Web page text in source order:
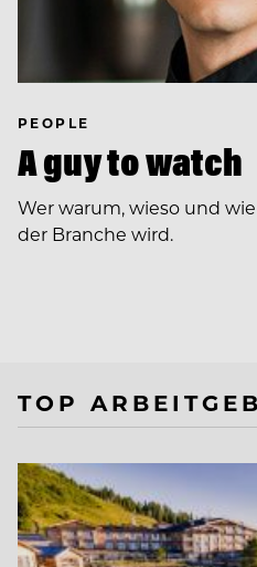
PEOPLE
A guy to watch
Wer warum, wieso und
der Branche wird.
TOP